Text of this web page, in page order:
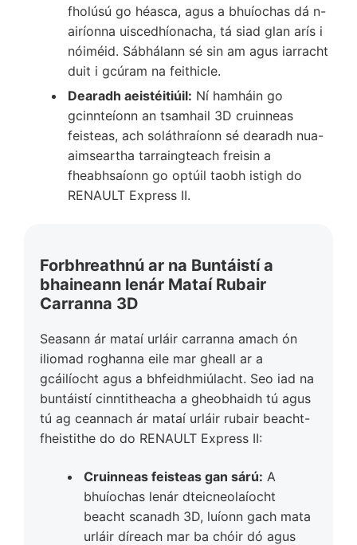
fholúsú go héasca, agus a bhuíochas dá n-
airíonna uiscedhíonacha, tá siad glan arís i
nóiméid. Sábhálann sé sin am agus iarracht
duit i gcúram na feithicle.
Dearadh aeistéitiúil: Ní hamháin go
gcinnteíonn an tsamhail 3D cruinneas
feisteas, ach soláthraíonn sé dearadh nua-
aimseartha tarraingteach freisin a
fheabhsaíonn go optúil taobh istigh do
RENAULT Express II.
Forbhreathnú ar na Buntáistí a
bhaineann lenár Mataí Rubair
Carranna 3D
Seasann ár mataí urláir carranna amach ón
iliomad roghanna eile mar gheall ar a
gcáilíocht agus a bhfeidhmiúlacht. Seo iad na
buntáistí cinntitheacha a gheobhaidh tú agus
tú ag ceannach ár mataí urláir rubair beacht-
fheistithe do do RENAULT Express II:
Cruinneas feisteas gan sárú: A
bhuíochas lenár dteicneolaíocht
beacht scanadh 3D, luíonn gach mata
urláir díreach mar ba chóir dó agus